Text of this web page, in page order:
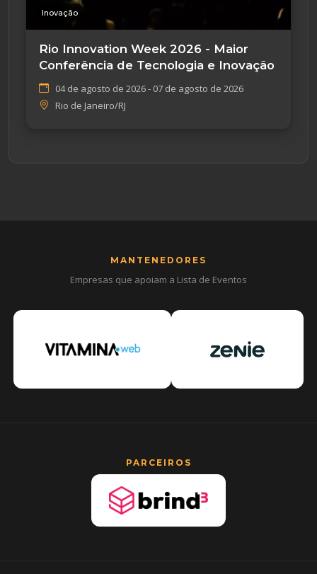
Inovação
Rio Innovation Week 2026 - Maior
Conferência de Tecnologia e Inovação
04 de agosto de 2026 - 07 de agosto de 2026
Rio de Janeiro/RJ
MANTENEDORES
Empresas que apoiam a Lista de Eventos
PARCEIROS